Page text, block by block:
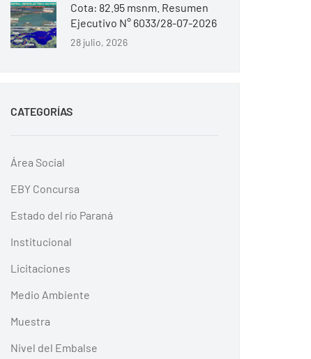
Cota: 82.95 msnm. Resumen
Ejecutivo N° 6033/28-07-2026
28 julio, 2026
CATEGORÍAS
Área Social
EBY Concursa
Estado del río Paraná
Institucional
Licitaciones
Medio Ambiente
Muestra
Nivel del Embalse